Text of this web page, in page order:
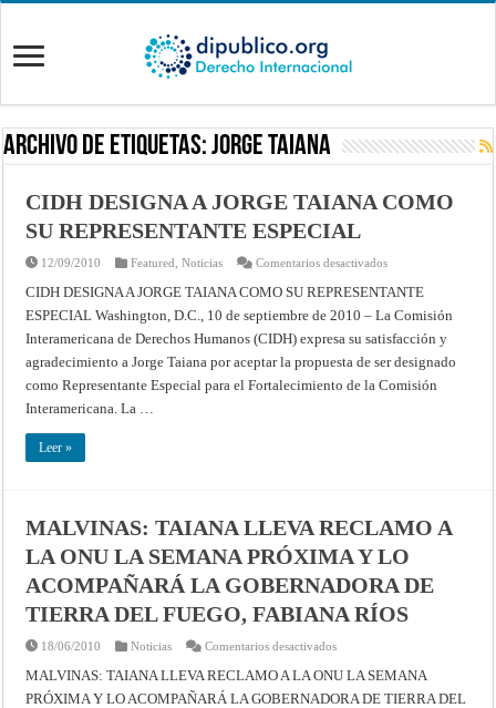
Archivo de Etiquetas:Jorge Taiana
CIDH DESIGNA A JORGE TAIANA COMO
SU REPRESENTANTE ESPECIAL
12/09/2010 Featured ,Noticias Comentarios desactivadosen
DESIGNA
A
JORGE
COMO
SU
REPRESENTANTE
ESPECIAL
CIDH DESIGNA A JORGE TAIANA COMO SU REPRESENTANTE
ESPECIAL Washington, D.C., 10 de septiembre de 2010 – La Comisión
Interamericana de Derechos Humanos (CIDH) expresa su satisfacción y
agradecimiento a Jorge Taiana por aceptar la propuesta de ser designado
como Representante Especial para el Fortalecimiento de la Comisión
Interamericana. La …
Leer »
MALVINAS: TAIANA LLEVA RECLAMO A
LA ONU LA SEMANA PRÓXIMA Y LO
ACOMPAÑARÁ LA GOBERNADORA DE
TIERRA DEL FUEGO, FABIANA RÍOS
18/06/2010 Noticias Comentarios desactivadosen
TAIANA
LLEVA
RECLAMO
MALVINAS: TAIANA LLEVA RECLAMO A LA ONU LA SEMANA
PRÓXIMA Y LO ACOMPAÑARÁ LA GOBERNADORA DE TIERRA DEL